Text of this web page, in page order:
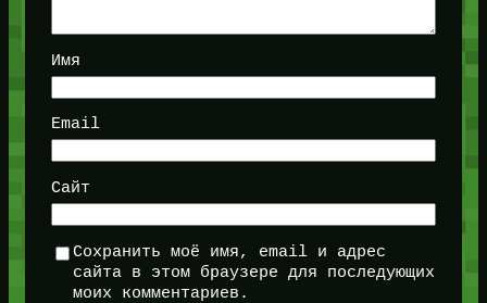
Имя
Email
Сайт
Сохранить моё имя, email и адрес
сайта в этом браузере для последующих
моих комментариев.